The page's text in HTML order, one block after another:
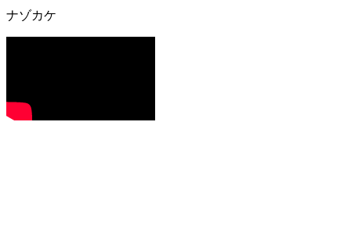
ナゾカケ